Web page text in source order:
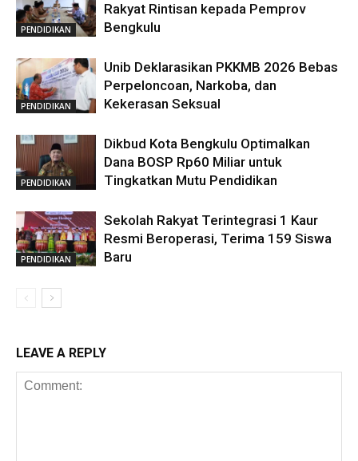
PENDIDIKAN
Rakyat Rintisan kepada Pemprov
Bengkulu
PENDIDIKAN
Unib Deklarasikan PKKMB 2026 Bebas
Perpeloncoan, Narkoba, dan
Kekerasan Seksual
PENDIDIKAN
Dikbud Kota Bengkulu Optimalkan
Dana BOSP Rp60 Miliar untuk
Tingkatkan Mutu Pendidikan
PENDIDIKAN
Sekolah Rakyat Terintegrasi 1 Kaur
Resmi Beroperasi, Terima 159 Siswa
Baru
LEAVE A REPLY